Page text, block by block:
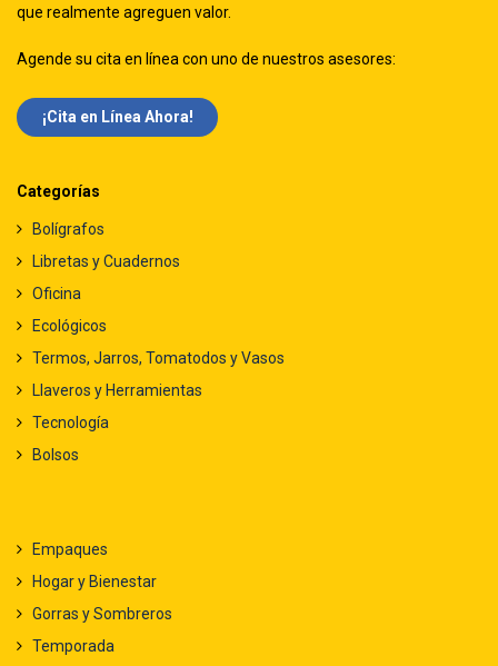
que realmente agreguen valor.
Agende su cita en línea con uno de nuestros asesores:
¡Cita en Línea Ah​​ora!
Categorías
Bolígrafos
Libretas y Cuadernos
Oficina
Ecológicos
Termos, Jarros, Tomatodos y Vasos
Llaveros y Herramientas
Tecnología
Bolsos
Empaques
Hogar y Bienestar
Gorras y Sombreros
Temporada